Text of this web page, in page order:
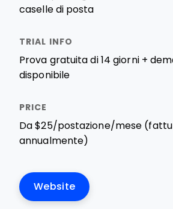
caselle di posta
Prova gratuita di 14 giorni +
disponibile
Da $25/postazione/mese
annualmente)
Website